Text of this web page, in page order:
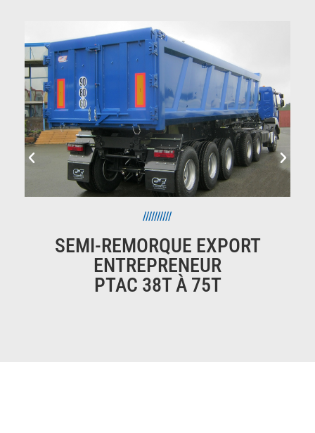
//////////
SEMI-REMORQUE EXPORT
ENTREPRENEUR
PTAC 38T À 75T